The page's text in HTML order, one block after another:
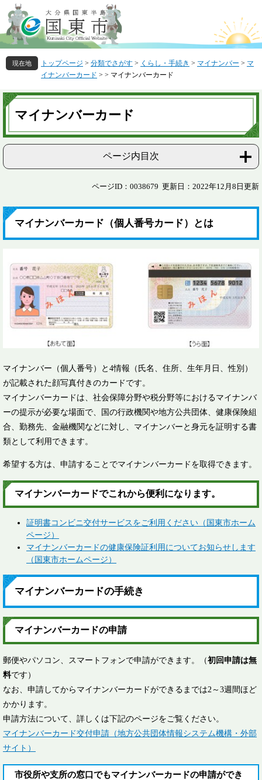
ー
ジ
の
先
頭
す
。
ニ
ュ
ー
を
飛
し
て
トップページ > 分類でさがす > くらし・手続き > マイナンバー > マ
イナンバーカード > > マイナンバーカード
本
文
マイナンバーカード
ページ内目次
ページID：0038679 更新日：2022年12月8日更新
マイナンバーカード（個人番号カード）とは
マイナンバー（個人番号）と4情報（氏名、住所、生年月日、性別）
が記載された顔写真付きのカードです。
マイナンバーカードは、社会保障分野や税分野等におけるマイナンバ
ーの提示が必要な場面で、国の行政機関や地方公共団体、健康保険組
合、勤務先、金融機関などに対し、マイナンバーと身元を証明する書
類として利用できます。
希望する方は、申請することでマイナンバーカードを取得できます。
マイナンバーカードでこれから便利になります。
証明書コンビニ交付サービスをご利用ください（国東市ホーム
ページ）
マイナンバーカードの健康保険証利用についてお知らせします
（国東市ホームページ）
マイナンバーカードの手続き
マイナンバーカードの申請
郵便やパソコン、スマートフォンで申請ができます。（初回申請は無
料です）
なお、申請してからマイナンバーカードができるまでは2～3週間ほど
かかります。
​申請方法について、詳しくは下記のページをご覧ください。
マイナンバーカード交付申請（地方公共団体情報システム機構・外部
サイト）
市役所や支所の窓口でもマイナンバーカードの申請ができ